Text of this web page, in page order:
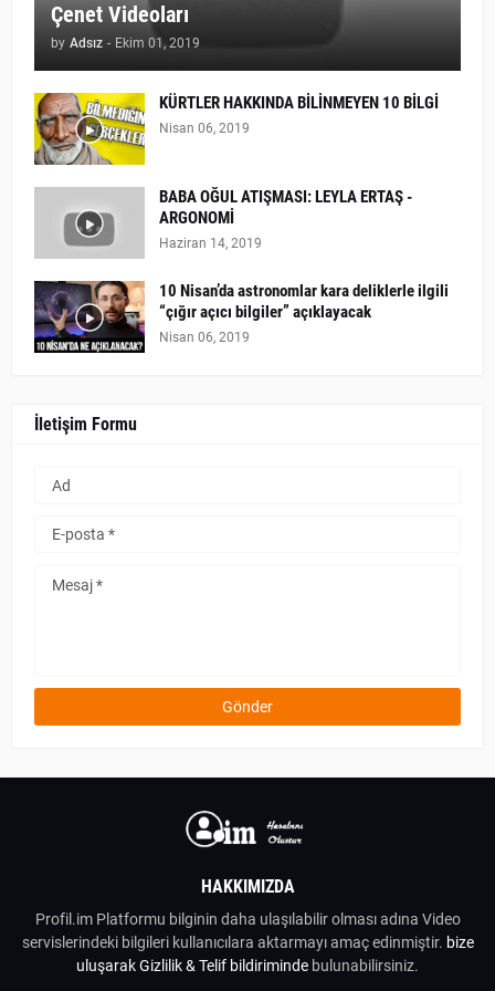
Çenet Videoları
by Adsız - Ekim 01, 2019
KÜRTLER HAKKINDA BİLİNMEYEN 10 BİLGİ
Nisan 06, 2019
BABA OĞUL ATIŞMASI: LEYLA ERTAŞ -
ARGONOMİ
Haziran 14, 2019
10 Nisan’da astronomlar kara deliklerle ilgili
“çığır açıcı bilgiler” açıklayacak
Nisan 06, 2019
İletişim Formu
HAKKIMIZDA
Profil.im Platformu bilginin daha ulaşılabilir olması adına Video
servislerindeki bilgileri kullanıcılara aktarmayı amaç edinmiştir. bize
uluşarakGizlilik & Telif bildiriminde bulunabilirsiniz.